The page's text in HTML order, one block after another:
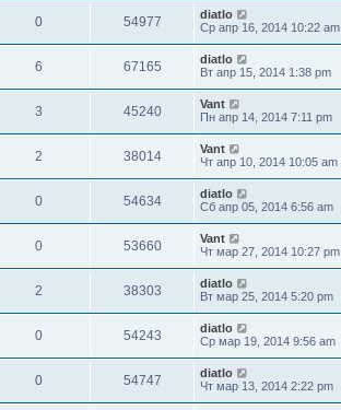
0 54977
diatlo
Ср апр 16, 2014 10:22 am
6 67165
diatlo
Вт апр 15, 2014 1:38 pm
3 45240
Vant
Пн апр 14, 2014 7:11 pm
2 38014
Vant
Чт апр 10, 2014 10:05 am
0 54634
diatlo
Сб апр 05, 2014 6:56 am
0 53660
Vant
Чт мар 27, 2014 10:27 pm
2 38303
diatlo
Вт мар 25, 2014 5:20 pm
0 54243
diatlo
Ср мар 19, 2014 9:56 am
0 54747
diatlo
Чт мар 13, 2014 2:22 pm